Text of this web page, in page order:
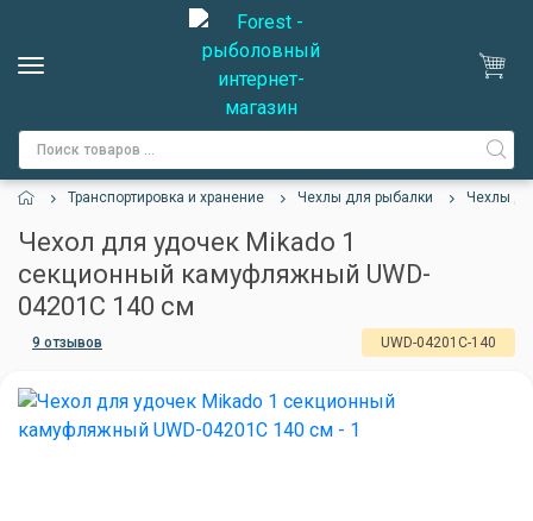
Транспортировка и хранение Чехлы для рыбалки Чехлы
Чехол для удочек Mikado 1
секционный камуфляжный UWD-
04201C 140 см
9 отзывов UWD-04201C-140